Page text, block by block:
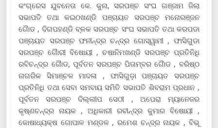
କଂଗ୍ରେସ ଯୁବନେତା କେ. କୁନା, ସରପଞ୍ଚ ସଂଘ ଗଞ୍ଜାମ ଜିଲା
ସଭାପତି ତଥା କଇଠଖଣ୍ଡି ପଞ୍ଚାୟତ ସରପଞ୍ଚ ମନୋରଞ୍ଜନ
ଗୈାଡ , ଦିଗପହଣ୍ଡି ବ୍ଳକ ସରପଞ୍ଚ ସଂଘ ସଭାପତି ତଥା କରପଡା
ପଞ୍ଚାୟତ ସରପଞ୍ଚ ଫନୀନ୍ଦ୍ର ଚନ୍ଦ୍ର ଗୋସ୍ୱାମୀ , ଫାସିଗୁଡା
ସରପଞ୍ଚ ଗୈାରୀ ବିଷୋୟୀ , ଚଷାନିମଖଣ୍ଡି ସରପଞ୍ଚ ପ୍ରତିନିଧି
ରବିଚନ୍ଦ୍ର ଗୈାଡ, ପୂର୍ବତନ ସରପଞ୍ଚ ପିତାମ୍ବର ଗୈାଡ , ବରିଷ୍ଠ
ନାଗରିକ ସିମାଞ୍ଚଳ ମାଦଳା , ଫାସିଗୁଡ଼ା ପଞ୍ଚାୟତ ସରପଞ୍ଚ
ପ୍ରତିନିଧି ତଥା ସେବା ସମବାୟ ସମିତି ସଭାପତି ଶିବରାମ ପ୍ରଧାନ ,
ପୂର୍ବତନ ସରପଞ୍ଚ ଦିଲ୍ଲୀପ ସେଠୀ , ଅପେରା ମ୍ୟାନେଜର
କୃଷ୍ଣଚନ୍ଦ୍ର ନାୟକ , ଅଧିକାରୀ ରବୀନ୍ଦ୍ର କୁମାର ବିଷୋୟୀ ,
କୋଷାଧ୍ୟକ୍ଷ ଗୋପାଳ ମଣ୍ଡଳ , ରମେଶ ଚନ୍ଦ୍ର ନାୟକ , ବିଭୂ